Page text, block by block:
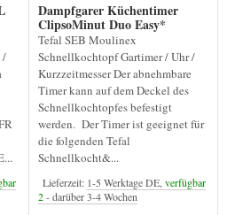
/
Dampfgarer Küchentimer
ClipsoMinut Duo Easy*
Tefal SEB Moulinex
Schnellkochtopf Gartimer / Uhr /
Kurzzeitmesser Der abnehmbare
Timer kann auf dem Deckel des
Schnellkochtopfes befestigt
werden. Der Timer ist geeignet für
die folgenden Tefal
Schnellkocht&...
Lieferzeit: 1-5 Werktage DE, verfügbar
2- darüber 3-4 Wochen